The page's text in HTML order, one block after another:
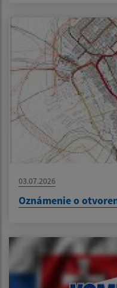
03.07.2026
Oznámenie o